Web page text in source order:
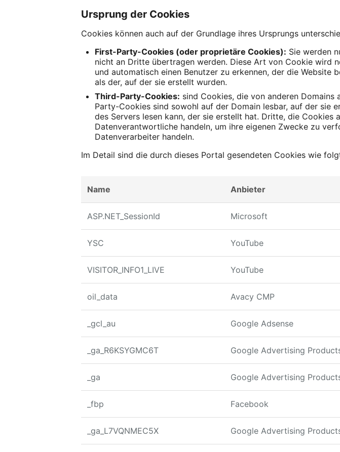
Ursprung der Cookies
Cookies können auch auf der Grundlage ihres Ursprungs
First-Party-Cookies (oder proprietäre Cookies): Sie werden
nicht an Dritte übertragen werden. Diese Art von Cookie wird
und automatisch einen Benutzer zu erkennen, der die
als der, auf der sie erstellt wurden.
Third-Party-Cookies: sind Cookies, die von anderen
Party-Cookies sind sowohl auf der Domain lesbar, auf der sie
des Servers lesen kann, der sie erstellt hat. Dritte, die Cookies
Datenverantwortliche handeln, um ihre eigenen Zwecke zu
Datenverarbeiter handeln.
Im Detail sind die durch dieses Portal gesendeten Cookies wie
Name Anbieter
ASP.NET_SessionId Microsoft
YSC YouTube
VISITOR_INFO1_LIVE YouTube
oil_data Avacy CMP
_gcl_au Google Adsense
_ga_R6KSYGMC6T Google Advertising
_ga Google Advertising
_fbp Facebook
_ga_L7VQNMEC5X Google Advertising